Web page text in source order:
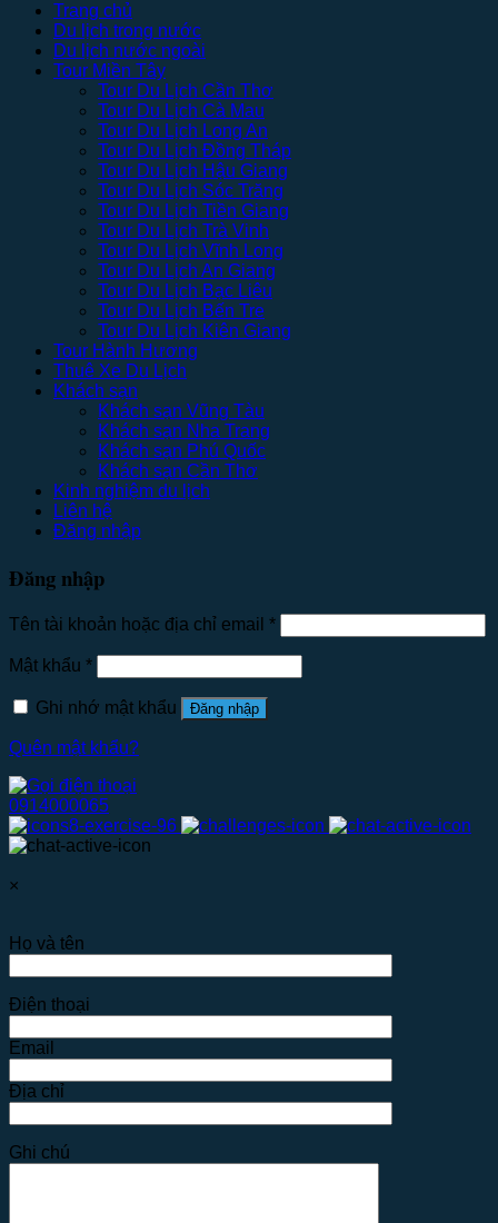
Trang chủ
Du lịch trong nước
Du lịch nước ngoài
Tour Miền Tây
Tour Du Lịch Cần Thơ
Tour Du Lịch Cà Mau
Tour Du Lịch Long An
Tour Du Lịch Đồng Tháp
Tour Du Lịch Hậu Giang
Tour Du Lịch Sóc Trăng
Tour Du Lịch Tiền Giang
Tour Du Lịch Trà Vinh
Tour Du Lịch Vĩnh Long
Tour Du Lịch An Giang
Tour Du Lịch Bạc Liêu
Tour Du Lịch Bến Tre
Tour Du Lịch Kiên Giang
Tour Hành Hương
Thuê Xe Du Lịch
Khách sạn
Khách sạn Vũng Tàu
Khách sạn Nha Trang
Khách sạn Phú Quốc
Khách sạn Cần Thơ
Kinh nghiệm du lịch
Liên hệ
Đăng nhập
Đăng nhập
Tên tài khoản hoặc địa chỉ email *
Mật khẩu *
Ghi nhớ mật khẩu Đăng nhập
Quên mật khẩu?
0914000065
×
Họ và tên
Điện thoại
Email
Địa chỉ
Ghi chú